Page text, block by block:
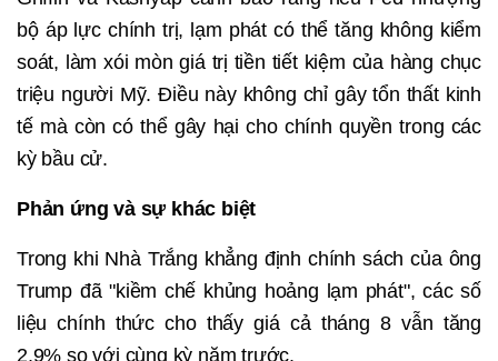
bộ áp lực chính trị, lạm phát có thể tăng không kiểm
soát, làm xói mòn giá trị tiền tiết kiệm của hàng chục
triệu người Mỹ. Điều này không chỉ gây tổn thất kinh
tế mà còn có thể gây hại cho chính quyền trong các
kỳ bầu cử.
Phản ứng và sự khác biệt
Trong khi Nhà Trắng khẳng định chính sách của ông
Trump đã "kiềm chế khủng hoảng lạm phát", các số
liệu chính thức cho thấy giá cả tháng 8 vẫn tăng
2,9% so với cùng kỳ năm trước.